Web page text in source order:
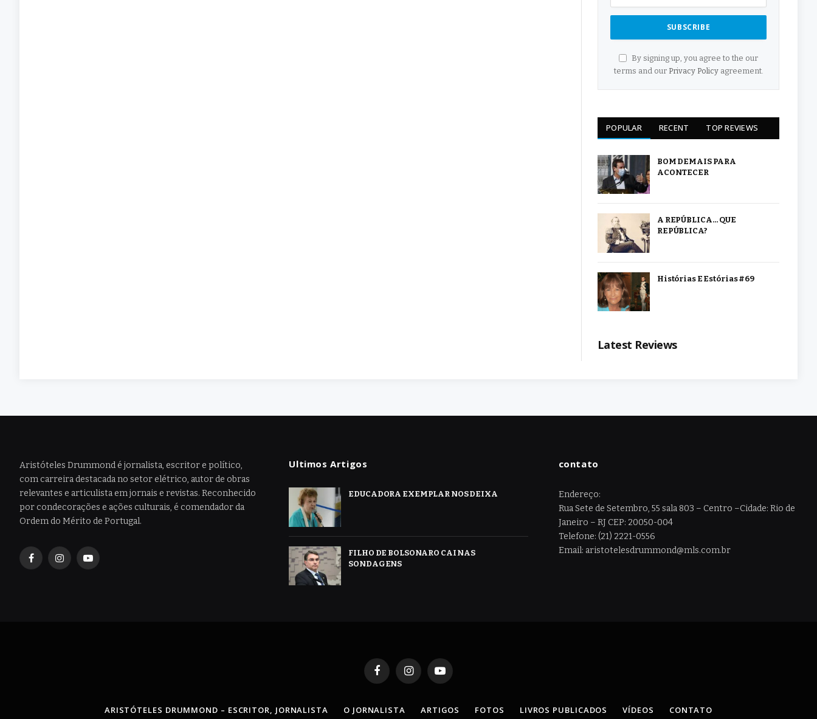
By signing up, you agree to the our
terms and our Privacy Policyagreement.
POPULAR RECENT TOP REVIEWS
BOM DEMAIS PARA
ACONTECER
A REPÚBLICA… QUE
REPÚBLICA?
Histórias E Estórias #69
Latest Reviews
Aristóteles Drummond é jornalista, escritor e político,
com carreira destacada no setor elétrico, autor de obras
relevantes e articulista em jornais e revistas. Reconhecido
por condecorações e ações culturais, é comendador da
Ordem do Mérito de Portugal.
FacebookInstagramYouTube
Ultimos Artigos
EDUCADORA EXEMPLAR NOS DEIXA
FILHO DE BOLSONARO CAI NAS
SONDAGENS
contato
Endereço:
Rua Sete de Setembro, 55 sala 803 – Centro –Cidade: Rio de
Janeiro – RJ CEP: 20050-004
Telefone: (21) 2221-0556
Email: aristotelesdrummond@mls.com.br
FacebookInstagramYouTube
ARISTÓTELES DRUMMOND – ESCRITOR, JORNALISTA O JORNALISTA ARTIGOS FOTOS LIVROS PUBLICADOS VÍDEOS CONTATO